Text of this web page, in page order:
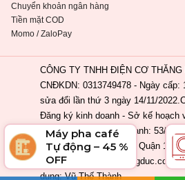
Chuyển khoản ngân hàng
Tiền mặt COD
Momo / ZaloPay
CÔNG TY TNHH ĐIỆN CƠ THĂNG
CNĐKDN: 0313749478 - Ngày cấp:
sửa đổi lần thứ 3 ngày 14/11/
Đăng ký kinh doanh - Sở kế hoạch
Địa chỉ đăng ký kinh doanh: 53/2
Phường Cầu Ông Lãnh, Quận 1,
Nam. Email: info@ahangduc.com.
dung: Vũ Thế Thành
Máy pha café
Tự động – 45 %
OFF